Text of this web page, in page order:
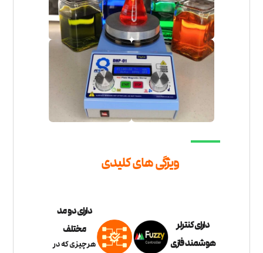
ویژگی های کلیدی
دارای کنترلر
هوشمند فازی
دارای دو مد
مختلف
هرچیزی که در